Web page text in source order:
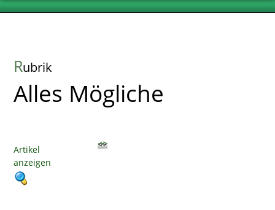
Rubrik
Alles Mögliche
Artikel
anzeigen